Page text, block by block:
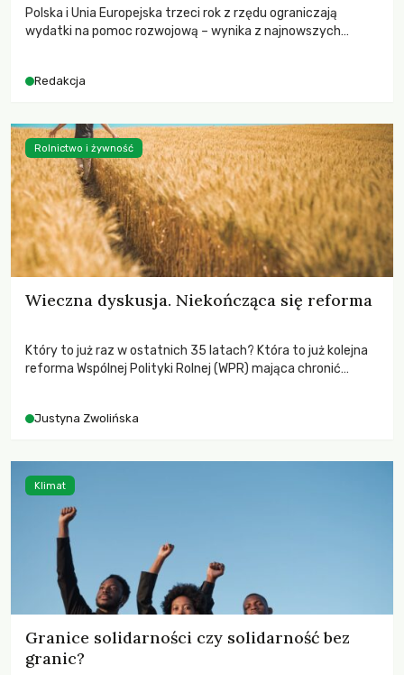
Polska i Unia Europejska trzeci rok z rzędu ograniczają
wydatki na pomoc rozwojową – wynika z najnowszych
odnotowano największe tąpnięcie ODA w historii. Jakie będą
kryzysami i ubóstwem?
Redakcja
Wieczna dyskusja. Niekończąca się reforma
Który to już raz w ostatnich 35 latach? Która to już kolejna
reforma Wspólnej Polityki Rolnej (WPR) mająca chronić
Justyna Zwolińska
Rolnictwo i żywność
Granice solidarności czy solidarność bez
granic?
Klimat